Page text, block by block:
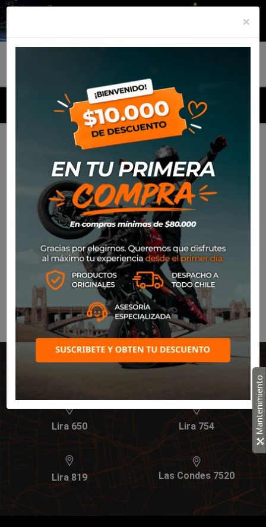
MENU
Gracias por consultar por nuestras motos
Gracias por consultar por nuestras
motos
¡Gracias por consultar por
nuestras motos!
Nuestros ejecutivos le responderán a la
brevedad
IR AL HOME
Nuestras sucursales
Lira 650 Lira 754
Lira 819 Las Condes 7520
×
Mantenimiento